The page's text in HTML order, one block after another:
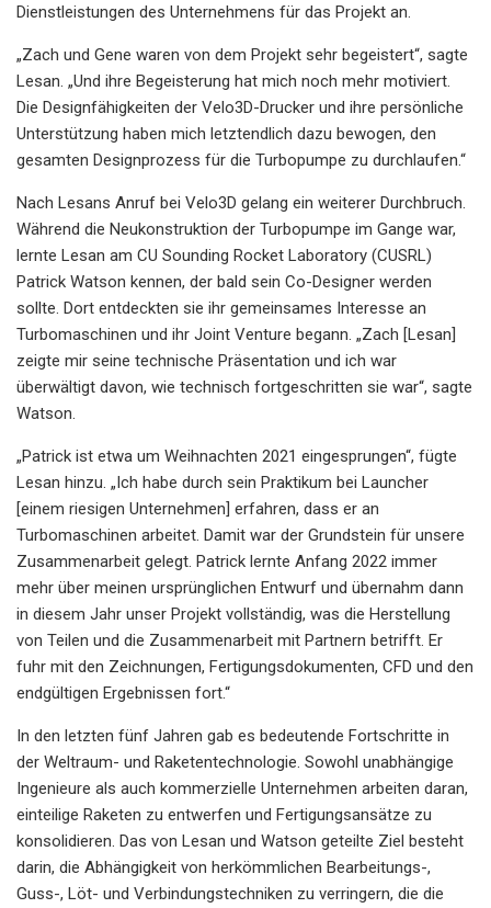
Dienstleistungen des Unternehmens für das Projekt an.
„Zach und Gene waren von dem Projekt sehr begeistert“, sagte
Lesan. „Und ihre Begeisterung hat mich noch mehr motiviert.
Die Designfähigkeiten der Velo3D-Drucker und ihre persönliche
Unterstützung haben mich letztendlich dazu bewogen, den
gesamten Designprozess für die Turbopumpe zu durchlaufen.“
Nach Lesans Anruf bei Velo3D gelang ein weiterer Durchbruch.
Während die Neukonstruktion der Turbopumpe im Gange war,
lernte Lesan am CU Sounding Rocket Laboratory (CUSRL)
Patrick Watson kennen, der bald sein Co-Designer werden
sollte. Dort entdeckten sie ihr gemeinsames Interesse an
Turbomaschinen und ihr Joint Venture begann. „Zach [Lesan]
zeigte mir seine technische Präsentation und ich war
überwältigt davon, wie technisch fortgeschritten sie war“, sagte
Watson.
„Patrick ist etwa um Weihnachten 2021 eingesprungen“, fügte
Lesan hinzu. „Ich habe durch sein Praktikum bei Launcher
[einem riesigen Unternehmen] erfahren, dass er an
Turbomaschinen arbeitet. Damit war der Grundstein für unsere
Zusammenarbeit gelegt. Patrick lernte Anfang 2022 immer
mehr über meinen ursprünglichen Entwurf und übernahm dann
in diesem Jahr unser Projekt vollständig, was die Herstellung
von Teilen und die Zusammenarbeit mit Partnern betrifft. Er
fuhr mit den Zeichnungen, Fertigungsdokumenten, CFD und den
endgültigen Ergebnissen fort.“
In den letzten fünf Jahren gab es bedeutende Fortschritte in
der Weltraum- und Raketentechnologie. Sowohl unabhängige
Ingenieure als auch kommerzielle Unternehmen arbeiten daran,
einteilige Raketen zu entwerfen und Fertigungsansätze zu
konsolidieren. Das von Lesan und Watson geteilte Ziel besteht
darin, die Abhängigkeit von herkömmlichen Bearbeitungs-,
Guss-, Löt- und Verbindungstechniken zu verringern, die die